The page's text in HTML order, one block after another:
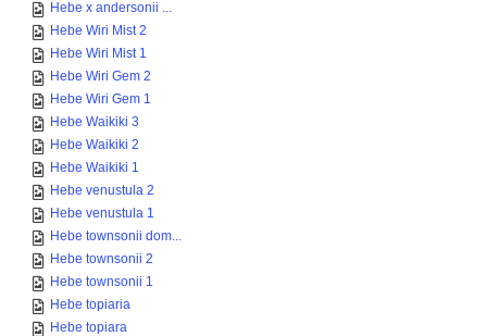
Hebe x andersonii ...
Hebe Wiri Mist 2
Hebe Wiri Mist 1
Hebe Wiri Gem 2
Hebe Wiri Gem 1
Hebe Waikiki 3
Hebe Waikiki 2
Hebe Waikiki 1
Hebe venustula 2
Hebe venustula 1
Hebe townsonii dom...
Hebe townsonii 2
Hebe townsonii 1
Hebe topiaria
Hebe topiara